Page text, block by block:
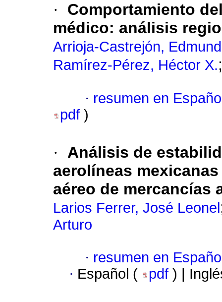
·
Comportamiento
médico: análisis
Arrioja-Castrejón,
Ramírez-Pérez, Héctor X.
· resumen en
pdf )
·
Análisis de
aerolíneas
aéreo de mercancías
Larios Ferrer, José Leonel
Arturo
· resumen en
· Español ( pdf ) |